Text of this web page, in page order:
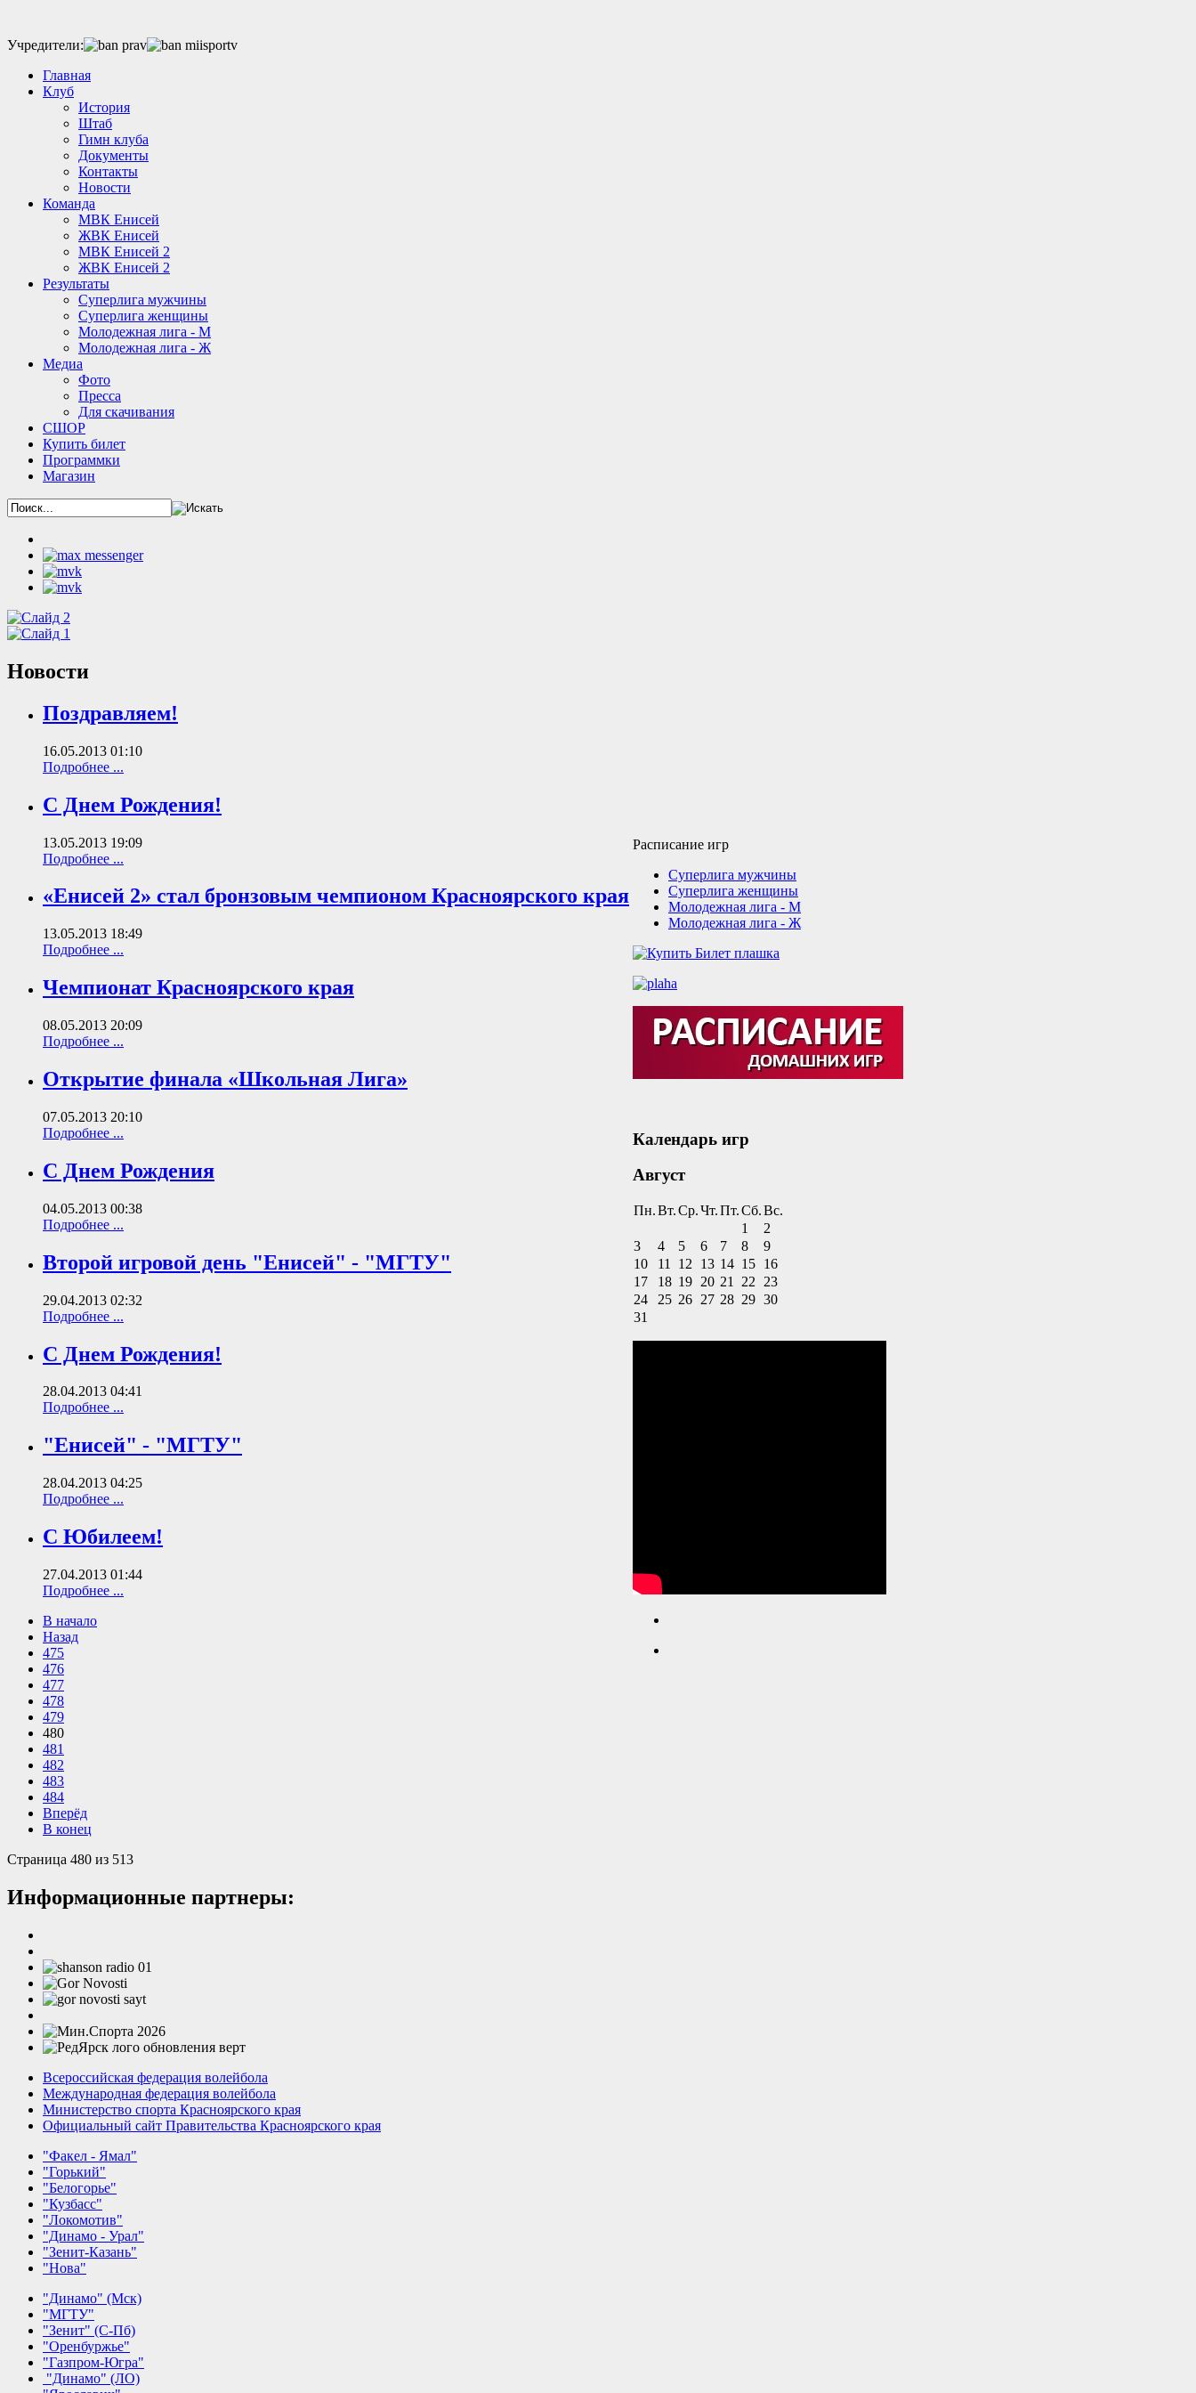
Учредители:
Главная
Клуб
История
Штаб
Гимн клуба
Документы
Контакты
Новости
Команда
МВК Енисей
ЖВК Енисей
МВК Енисей 2
ЖВК Енисей 2
Результаты
Суперлига мужчины
Суперлига женщины
Молодежная лига - М
Молодежная лига - Ж
Медиа
Фото
Пресса
Для скачивания
СШОР
Купить билет
Программки
Магазин
Новости
Поздравляем!
16.05.2013 01:10
Подробнее ...
С Днем Рождения!
13.05.2013 19:09
Подробнее ...
«Енисей 2» стал бронзовым чемпионом Красноярского края
13.05.2013 18:49
Подробнее ...
Чемпионат Красноярского края
08.05.2013 20:09
Подробнее ...
Открытие финала «Школьная Лига»
07.05.2013 20:10
Подробнее ...
С Днем Рождения
04.05.2013 00:38
Подробнее ...
Второй игровой день "Енисей" - "МГТУ"
29.04.2013 02:32
Подробнее ...
С Днем Рождения!
28.04.2013 04:41
Подробнее ...
"Енисей" - "МГТУ"
28.04.2013 04:25
Подробнее ...
С Юбилеем!
27.04.2013 01:44
Подробнее ...
В начало
Назад
475
476
477
478
479
480
481
482
483
484
Вперёд
В конец
Страница 480 из 513
Расписание игр
Суперлига мужчины
Суперлига женщины
Молодежная лига - М
Молодежная лига - Ж
Календарь игр
Август
Пн.Вт.Ср.Чт.Пт.Сб.Вс.
1
2
3
4 5 6 7 8
9
10
11 12 13 14 15 16
17
18 19 20 21 22
23
24
25 26 27 28 29 30
31
Информационные партнеры:
Всероссийская федерация волейбола
Международная федерация волейбола
Министерство спорта Красноярского края
Официальный сайт Правительства Красноярского края
"Факел - Ямал"
"Горький"
"Белогорье"
"Кузбасс"
"Локомотив"
"Динамо - Урал"
"Зенит-Казань"
"Нова"
"Динамо" (Мск)
"МГТУ"
"Зенит" (С-Пб)
"Оренбуржье"
"Газпром-Югра"
"Динамо" (ЛО)